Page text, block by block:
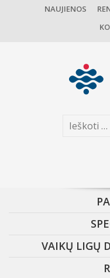
NAUJIENOS
VAIKŲ LIGŲ